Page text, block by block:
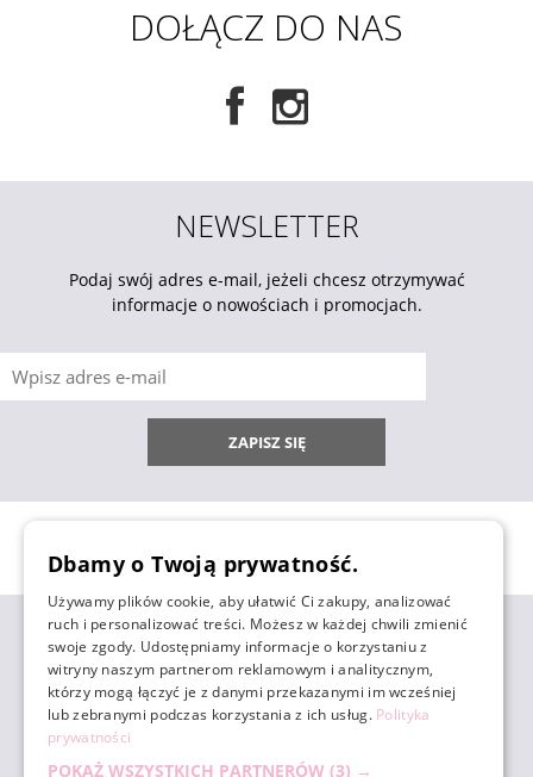
DOŁĄCZ DO NAS
NEWSLETTER
Podaj swój adres e-mail, jeżeli chcesz otrzymywać
informacje o nowościach i promocjach.
ZAPISZ SIĘ
ZAKUPY
POMOC
Dbamy o Twoją prywatność.
Używamy plików cookie, aby ułatwić Ci zakupy, analizować
ruch i personalizować treści. Możesz w każdej chwili zmienić
swoje zgody. Udostępniamy informacje o korzystaniu z
witryny naszym partnerom reklamowym i analitycznym,
którzy mogą łączyć je z danymi przekazanymi im wcześniej
lub zebranymi podczas korzystania z ich usług. Polityka
prywatności
POKAŻ WSZYSTKICH PARTNERÓW (3) →